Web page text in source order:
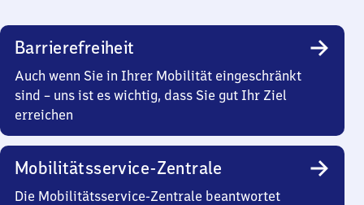
Barrierefreiheit
Auch wenn Sie in Ihrer Mobilität eingeschränkt
sind – uns ist es wichtig, dass Sie gut Ihr Ziel
erreichen
Mobilitätsservice-Zentrale
Die Mobilitätsservice-Zentrale beantwortet